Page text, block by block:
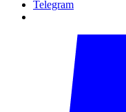
Telegram